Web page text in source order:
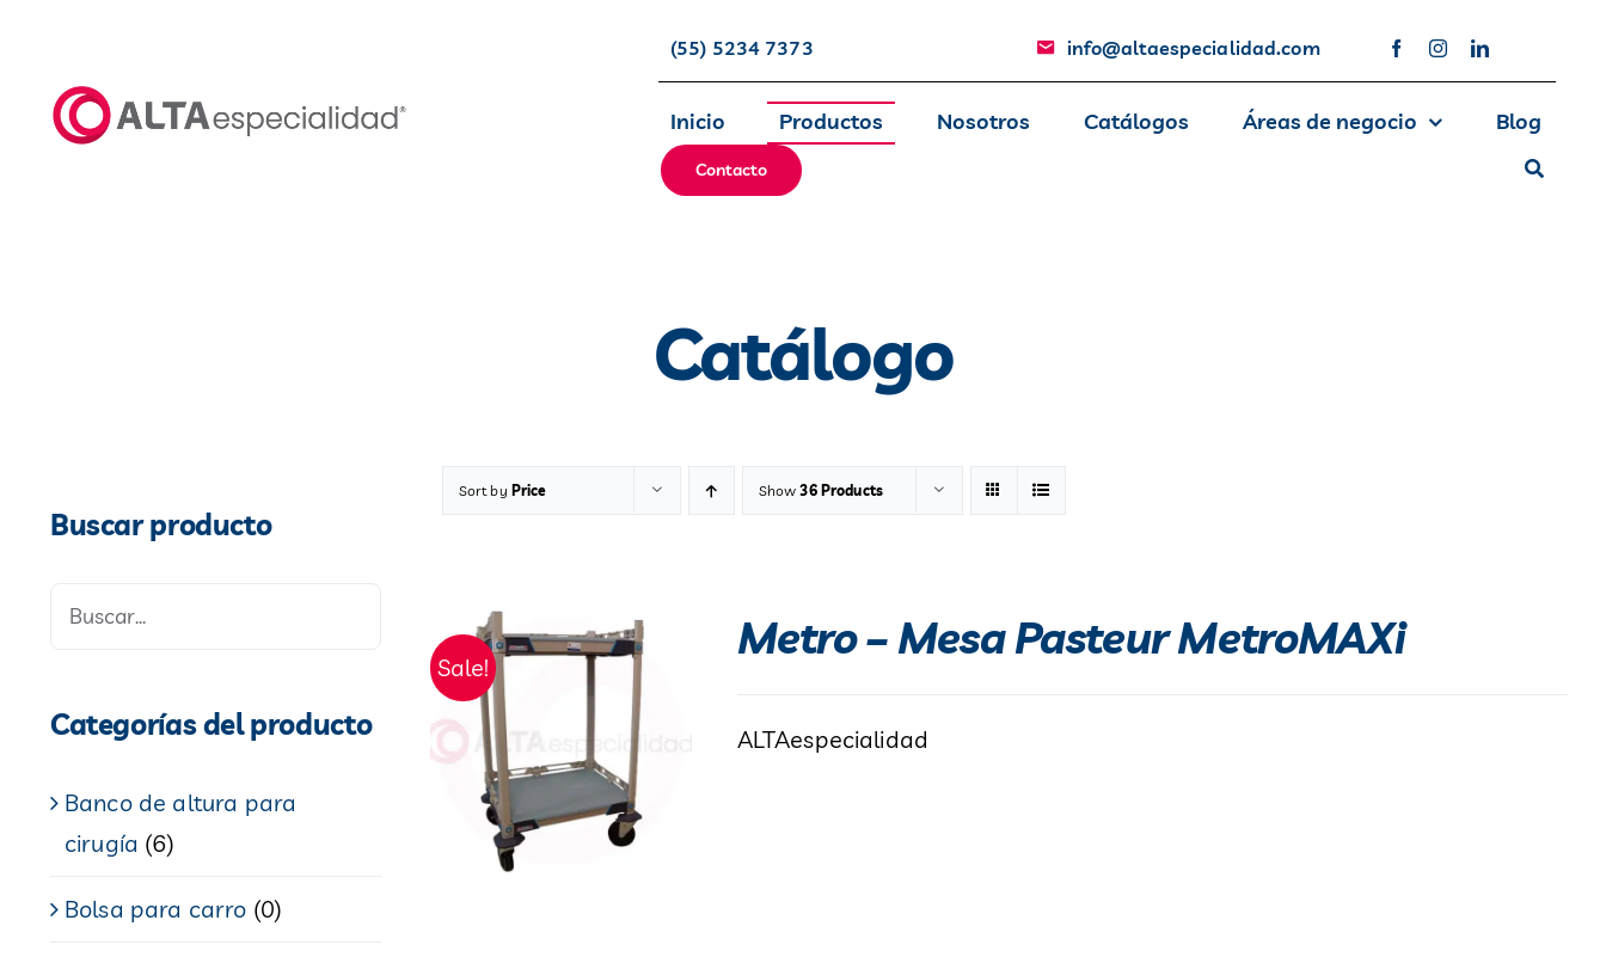
contenido
(55) 5234 7373 info@altaespecialidad.com
Inicio Productos Nosotros Catálogos Áreas de negocio Blog
Contacto
Catálogo
Buscar producto
Categorías del producto
Banco de altura para
cirugía (6)
Bolsa para carro (0)
Sort by Price Show36 Products
Sale!
Metro – Mesa Pasteur MetroMAXi
ALTAespecialidad